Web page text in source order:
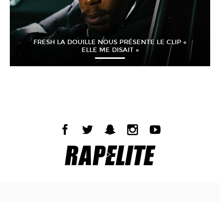
FRESH LA DOUILLE NOUS PRÉSENTE LE CLIP «
ELLE ME DISAIT »